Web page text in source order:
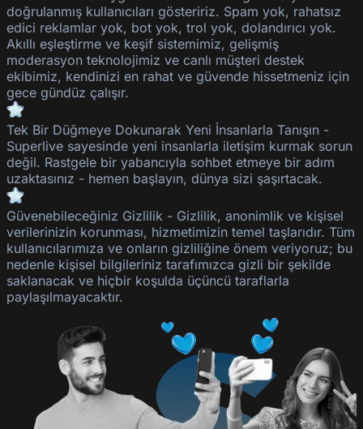
doğrulanmış kullanıcıları gösteririz. Spam yok, rahatsız
edici reklamlar yok, bot yok, trol yok, dolandırıcı yok.
Akıllı eşleştirme ve keşif sistemimiz, gelişmiş
moderasyon teknolojimiz ve canlı müşteri destek
ekibimiz, kendinizi en rahat ve güvende hissetmeniz için
gece gündüz çalışır.
Tek Bir Düğmeye Dokunarak Yeni İnsanlarla Tanışın -
Superlive sayesinde yeni insanlarla iletişim kurmak sorun
değil. Rastgele bir yabancıyla sohbet etmeye bir adım
uzaktasınız - hemen başlayın, dünya sizi şaşırtacak.
Güvenebileceğiniz Gizlilik - Gizlilik, anonimlik ve kişisel
verilerinizin korunması, hizmetimizin temel taşlarıdır. Tüm
kullanıcılarımıza ve onların gizliliğine önem veriyoruz; bu
nedenle kişisel bilgileriniz tarafımızca gizli bir şekilde
saklanacak ve hiçbir koşulda üçüncü taraflarla
paylaşılmayacaktır.